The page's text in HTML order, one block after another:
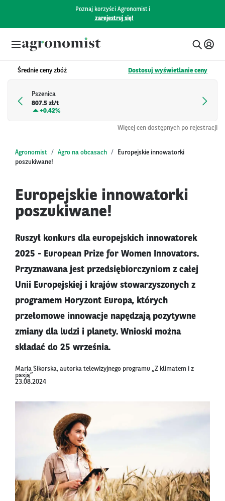
Poznaj korzyści Agronomist i
zarejestruj się!
Średnie ceny zbóż Dostosuj wyświetlanie ceny
Pszenica
807.5 zł/t
+0.42%
Więcej cen dostępnych po rejestracji
Agronomist Agro na obcasach
Europejskie innowatorki
poszukiwane!
Europejskie innowatorki
poszukiwane!
Ruszył konkurs dla europejskich innowatorek
2025 - European Prize for Women Innovators.
Przyznawana jest przedsiębiorczyniom z całej
Unii Europejskiej i krajów stowarzyszonych z
programem Horyzont Europa, których
przełomowe innowacje napędzają pozytywne
zmiany dla ludzi i planety. Wnioski można
składać do 25 września.
Maria Sikorska, autorka telewizyjnego programu „Z klimatem i z
pasją”
23.08.2024